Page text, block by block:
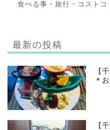
食べる事・旅行・コストコ
最新の投稿
【
＊
【